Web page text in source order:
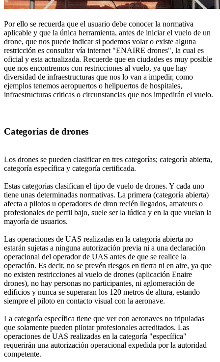
Por ello se recuerda que el usuario debe conocer la normativa
aplicable y que la única herramienta, antes de iniciar el vuelo de un
drone, que nos puede indicar si podemos volar o existe alguna
restricción es consultar vía internet "ENAIRE drones", la cual es
oficial y esta actualizada. Recuerde que en ciudades es muy posible
que nos encontremos con restricciones al vuelo, ya que hay
diversidad de infraestructuras que nos lo van a impedir, como
ejemplos tenemos aeropuertos o helipuertos de hospitales,
infraestructuras criticas o circunstancias que nos impedirán el vuelo.
Categorías de drones
Los drones se pueden clasificar en tres categorías; categoría abierta,
categoría específica y categoría certificada.
Estas categorías clasifican el tipo de vuelo de drones. Y cada uno
tiene unas determinadas normativas. La primera (categoría abierta)
afecta a pilotos u operadores de dron recién llegados, amateurs o
profesionales de perfil bajo, suele ser la lúdica y en la que vuelan la
mayoría de usuarios.
Las operaciones de UAS realizadas en la categoría abierta no
estarán sujetas a ninguna autorización previa ni a una declaración
operacional del operador de UAS antes de que se realice la
operación. Es decir, no se prevén riesgos en tierra ni en aire, ya que
no existen restricciones al vuelo de drones (aplicación Enaire
drones), no hay personas no participantes, ni aglomeración de
edificios y nunca se superaran los 120 metros de altura, estando
siempre el piloto en contacto visual con la aeronave.
La categoría específica tiene que ver con aeronaves no tripuladas
que solamente pueden pilotar profesionales acreditados. Las
operaciones de UAS realizadas en la categoría "específica"
requerirán una autorización operacional expedida por la autoridad
competente.